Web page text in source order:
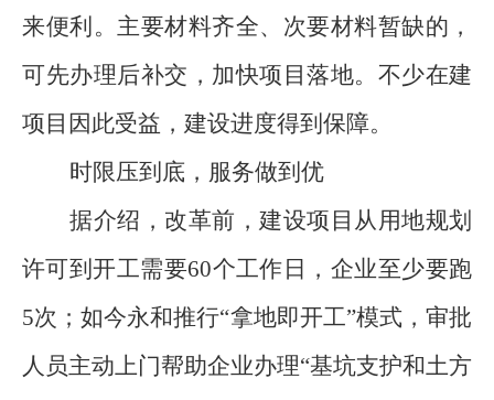
来便利。主要材料齐全、次要材料暂缺的，
可先办理后补交，加快项目落地。不少在建
项目因此受益，建设进度得到保障。
时限压到底，服务做到优
据介绍，改革前，建设项目从用地规划
许可到开工需要60个工作日，企业至少要跑
5次；如今永和推行“拿地即开工”模式，审批
人员主动上门帮助企业办理“基坑支护和土方